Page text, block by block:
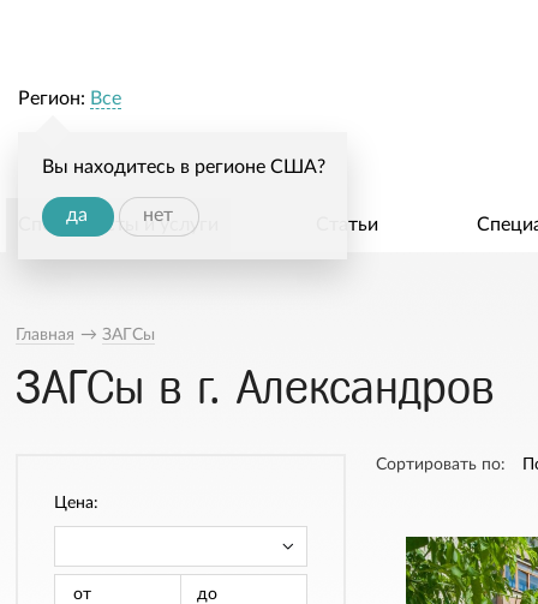
Регион: Все
Вы находитесь в регионе США?
да нет
Специалисты и услуги Статьи
Главная → ЗАГСы
ЗАГСы в г. Александров
Цена:
от до
Сортировать по: